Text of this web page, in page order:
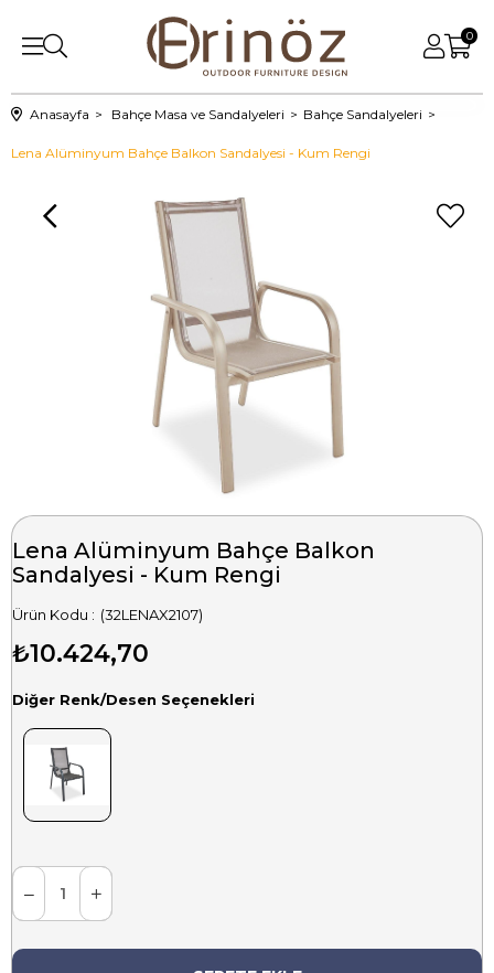
0
Anasayfa Bahçe Masa ve Sandalyeleri Bahçe Sandalyeleri
Lena Alüminyum Bahçe Balkon Sandalyesi - Kum Rengi
Lena Alüminyum Bahçe Balkon
Sandalyesi - Kum Rengi
(32LENAX2107)
₺10.424,70
Diğer Renk/Desen Seçenekleri